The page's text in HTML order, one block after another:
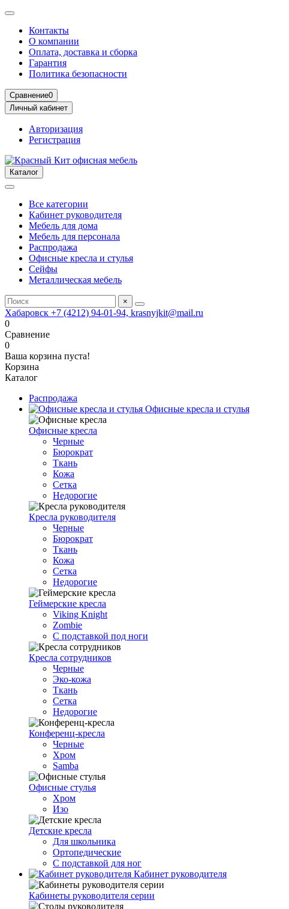
Контакты
О компании
Оплата, доставка и сборка
Гарантия
Политика безопасности
Сравнение0
Личный кабинет
Авторизация
Регистрация
Каталог
Все категории
Кабинет руководителя
Мебель для дома
Мебель для персонала
Распродажа
Офисные кресла и стулья
Сейфы
Металлическая мебель
×
Хабаровск +7 (4212) 94-01-94, krasnyjkit@mail.ru
0
Сравнение
0
Ваша корзина пуста!
Корзина
Каталог
Распродажа
Офисные кресла и стулья
Офисные кресла
Черные
Бюрократ
Ткань
Кожа
Сетка
Недорогие
Кресла руководителя
Черные
Бюрократ
Ткань
Кожа
Сетка
Недорогие
Геймерские кресла
Viking Knight
Zombie
С подставкой под ноги
Кресла сотрудников
Черные
Эко-кожа
Ткань
Сетка
Недорогие
Конференц-кресла
Черные
Хром
Samba
Офисные стулья
Хром
Изо
Детские кресла
Для школьника
Ортопедические
С подставкой для ног
Кабинет руководителя
Кабинеты руководителя серии